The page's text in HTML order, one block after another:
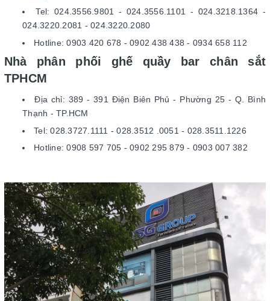
Tel: 024.3556.9801 - 024.3556.1101 - 024.3218.1364 -
024.3220.2081 - 024.3220.2080
Hotline: 0903 420 678 - 0902 438 438 - 0934 658 112
Nhà phân phối ghế quầy bar chân sắt
TPHCM
Địa chỉ: 389 - 391 Điện Biên Phủ - Phường 25 - Q. Bình
Thạnh - TP.HCM
Tel: 028.3727.1111 - 028.3512 .0051 - 028.3511.1226
Hotline: 0908 597 705 - 0902 295 879 - 0903 007 382